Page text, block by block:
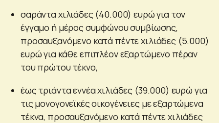
σαράντα χιλιάδες (40.000) ευρώ για τον
έγγαμο ή μέρος συμφώνου συμβίωσης,
προσαυξανόμενο κατά πέντε χιλιάδες (5.000)
ευρώ για κάθε επιπλέον εξαρτώμενο πέραν
του πρώτου τέκνο,
έως τριάντα εννέα χιλιάδες (39.000) ευρώ για
τις μονογονεϊκές οικογένειες με εξαρτώμενα
τέκνα, προσαυξανόμενο κατά πέντε χιλιάδες